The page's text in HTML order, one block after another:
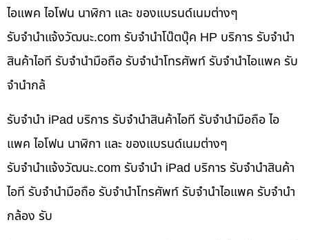
ไอแพค ไอโฟน นาฬิกา และ ของแบรนด์เนมต่างๆ
รับจํานําแจ้งวัฒนะ.com รับจำนำโน๊ตบุ๊ค HP บริการ รับจำนำ
สินค้าไอที รับจำนำมือถือ รับจำนำโทรศัพท์ รับจำนำไอแพค รับ
จำนำกล้
รับจำนำ iPad บริการ รับจำนำสินค้าไอที รับจำนำมือถือ ไอ
แพค ไอโฟน นาฬิกา และ ของแบรนด์เนมต่างๆ
รับจํานําแจ้งวัฒนะ.com รับจำนำ iPad บริการ รับจำนำสินค้า
ไอที รับจำนำมือถือ รับจำนำโทรศัพท์ รับจำนำไอแพค รับจำนำ
กล้อง รับ